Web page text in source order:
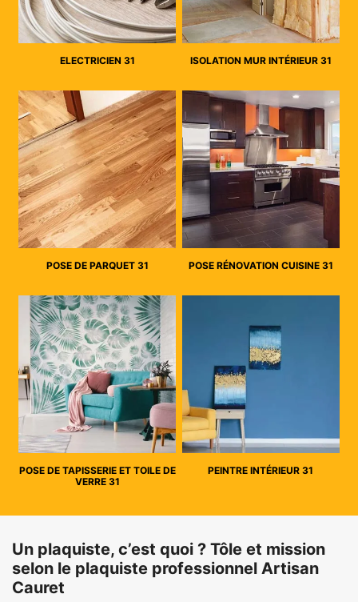
ELECTRICIEN 31 ISOLATION MUR INTÉRIEUR 31
POSE DE PARQUET 31 POSE RÉNOVATION CUISINE 31
POSE DE TAPISSERIE ET TOILE DE
VERRE 31
PEINTRE INTÉRIEUR 31
Un plaquiste, c’est quoi ? Tôle et mission
selon le plaquiste professionnel Artisan
Cauret